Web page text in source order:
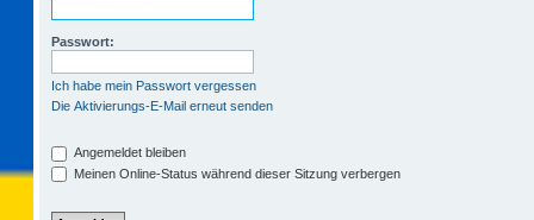
Passwort:
Ich habe mein Passwort vergessen
Die Aktivierungs-E-Mail erneut senden
Angemeldet bleiben
Meinen Online-Status während dieser Sitzung verbergen